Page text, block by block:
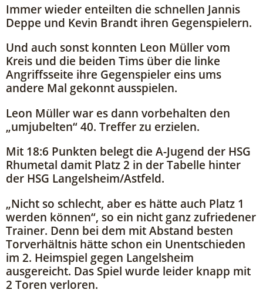
Immer wieder enteilten die schnellen Jannis
Deppe und Kevin Brandt ihren Gegenspielern.
Und auch sonst konnten Leon Müller vom
Kreis und die beiden Tims über die linke
Angriffsseite ihre Gegenspieler eins ums
andere Mal gekonnt ausspielen.
Leon Müller war es dann vorbehalten den
„umjubelten“ 40. Treffer zu erzielen.
Mit 18:6 Punkten belegt die A-Jugend der HSG
Rhumetal damit Platz 2 in der Tabelle hinter
der HSG Langelsheim/Astfeld.
„Nicht so schlecht, aber es hätte auch Platz 1
werden können“, so ein nicht ganz zufriedener
Trainer. Denn bei dem mit Abstand besten
Torverhältnis hätte schon ein Unentschieden
im 2. Heimspiel gegen Langelsheim
ausgereicht. Das Spiel wurde leider knapp mit
2 Toren verloren.